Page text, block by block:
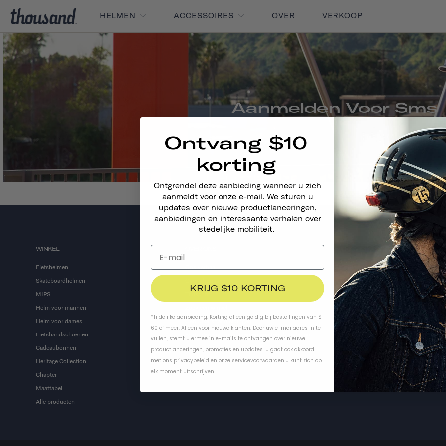
HELMEN ACCESSOIRES OVER VERKOOP
Aanmelden Voor Sms
WINKEL
Fietshelmen
Skateboardhelmen
MIPS
Helm voor mannen
Helm voor dames
Fietshandschoenen
Cadeaubonnen
Heritage Collection
Chapter
Maattabel
Alle producten
Gebruikershandleidingen
WERK MET ONS SAMEN
Groothandel
Word dealer
Pers
Carrières
Gelieerde ondernemingen
Influencers
Ontvang $10
korting
Ontgrendel deze aanbieding wanneer u zich
aanmeldt voor onze e-mail. We sturen u
updates over nieuwe productlanceringen,
aanbiedingen en interessante verhalen over
stedelijke mobiliteit.
KRIJG $10 KORTING
*Tijdelijke aanbieding. Korting alleen geldig bij bestellingen van $
60 of meer. Alleen voor nieuwe klanten. Door uw e-mailadres in te
vullen, stemt u ermee in e-mails te ontvangen over nieuwe
productlanceringen, promoties en updates. U gaat ook akkoord
met ons privacybeleid en onze servicevoorwaarden.U kunt zich op
elk moment uitschrijven.